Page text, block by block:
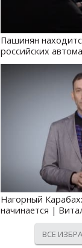
Пашинян
российских
Нагорный
начинается |
ВСЕ